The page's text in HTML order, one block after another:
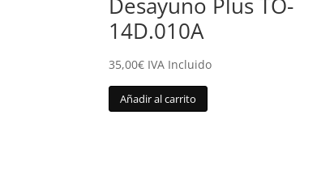
14D.010A
35,00€ IVA Incluido
Añadir al carrito